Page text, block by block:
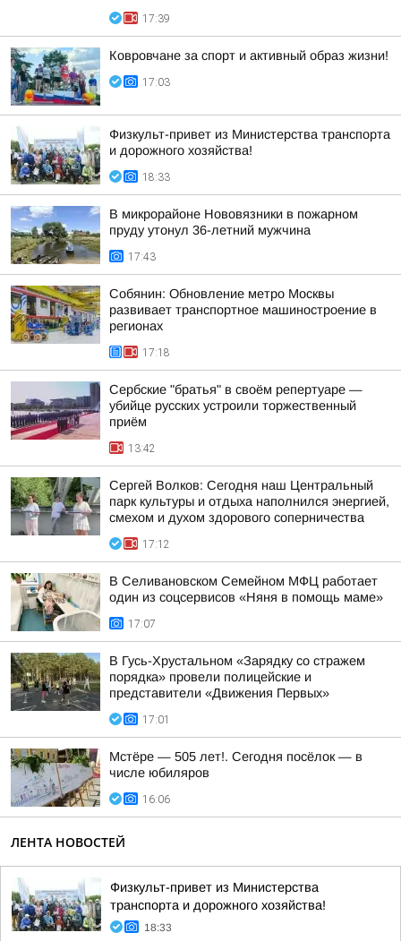
17:39
Ковровчане за спорт и активный образ жизни!
17:03
Физкульт-привет из Министерства транспорта
и дорожного хозяйства!
18:33
В микрорайоне Нововязники в пожарном
пруду утонул 36-летний мужчина
17:43
Собянин: Обновление метро Москвы
развивает транспортное машиностроение в
регионах
17:18
Сербские "братья" в своём репертуаре —
убийце русских устроили торжественный
приём
13:42
Сергей Волков: Сегодня наш Центральный
парк культуры и отдыха наполнился энергией,
смехом и духом здорового соперничества
17:12
В Селивановском Семейном МФЦ работает
один из соцсервисов «Няня в помощь маме»
17:07
В Гусь-Хрустальном «Зарядку со стражем
порядка» провели полицейские и
представители «Движения Первых»
17:01
Мстёре — 505 лет!. Сегодня посёлок — в
числе юбиляров
16:06
ЛЕНТА НОВОСТЕЙ
Физкульт-привет из Министерства
транспорта и дорожного хозяйства!
18:33